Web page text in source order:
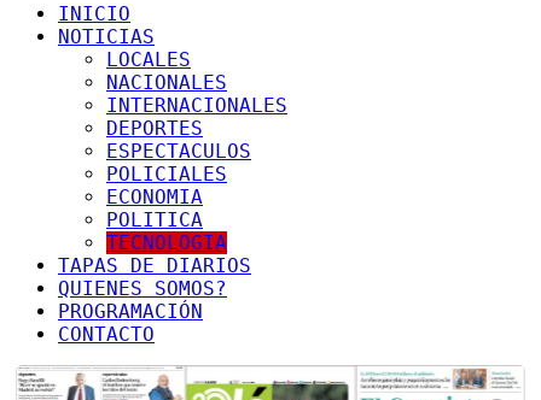
INICIO
NOTICIAS
LOCALES
NACIONALES
INTERNACIONALES
DEPORTES
ESPECTACULOS
POLICIALES
ECONOMIA
POLITICA
TECNOLOGIA
TAPAS DE DIARIOS
QUIENES SOMOS?
PROGRAMACIÓN
CONTACTO